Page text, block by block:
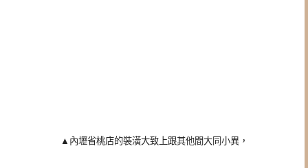
▲內壢省桃店的裝潢大致上跟其他間大同小異，